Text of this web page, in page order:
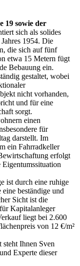
19 sowie der
sich als solides
1954. Die
die sich auf fünf
etwa 15 Metern fügt
Bebauung ein.
gestaltet, wobei
nicht vorhanden,
und für eine
sorgt.
einen
für
darstellt. Im
ein Fahrradkeller
erfolgt
ist durch eine ruhige
beständige und
Sicht ist die
Kapitalanleger
liegt bei 2.600
von 12 €/m²
Ihnen Sven
Experte dieser